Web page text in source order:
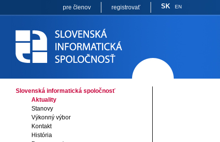
pre členov registrovať SK EN
Slovenská informatická spoločnosť
Aktuality
Stanovy
Výkonný výbor
Kontakt
História